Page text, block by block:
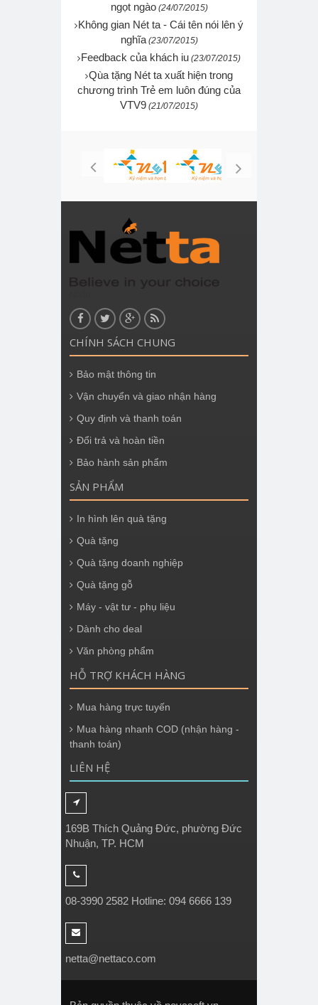
ngọt ngào (24/07/2015)
Không gian Nét ta - Cái tên nói lên ý
nghĩa (23/07/2015)
Feedback của khách iu (23/07/2015)
Qùa tặng Nét ta xuất hiện trong
chương trình Trẻ em luôn đúng của
VTV9 (21/07/2015)
CHÍNH SÁCH CHUNG
Bảo mật thông tin
Vận chuyển và giao nhận hàng
Quy định và thanh toán
Đổi trả và hoàn tiền
Bảo hành sản phẩm
SẢN PHẨM
In hình lên quà tặng
Quà tặng
Quà tặng doanh nghiệp
Quà tặng gỗ
Máy - vật tư - phụ liệu
Dành cho deal
Văn phòng phẩm
HỖ TRỢ KHÁCH HÀNG
Mua hàng trực tuyến
Mua hàng nhanh COD (nhận hàng -
thanh toán)
LIÊN HỆ
169B Thích Quảng Đức, phường Đức
Nhuận, TP. HCM
08-3990 2582 Hotline: 094 6666 139
netta@nettaco.com